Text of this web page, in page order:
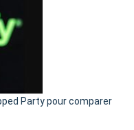
»
Party pour comparer